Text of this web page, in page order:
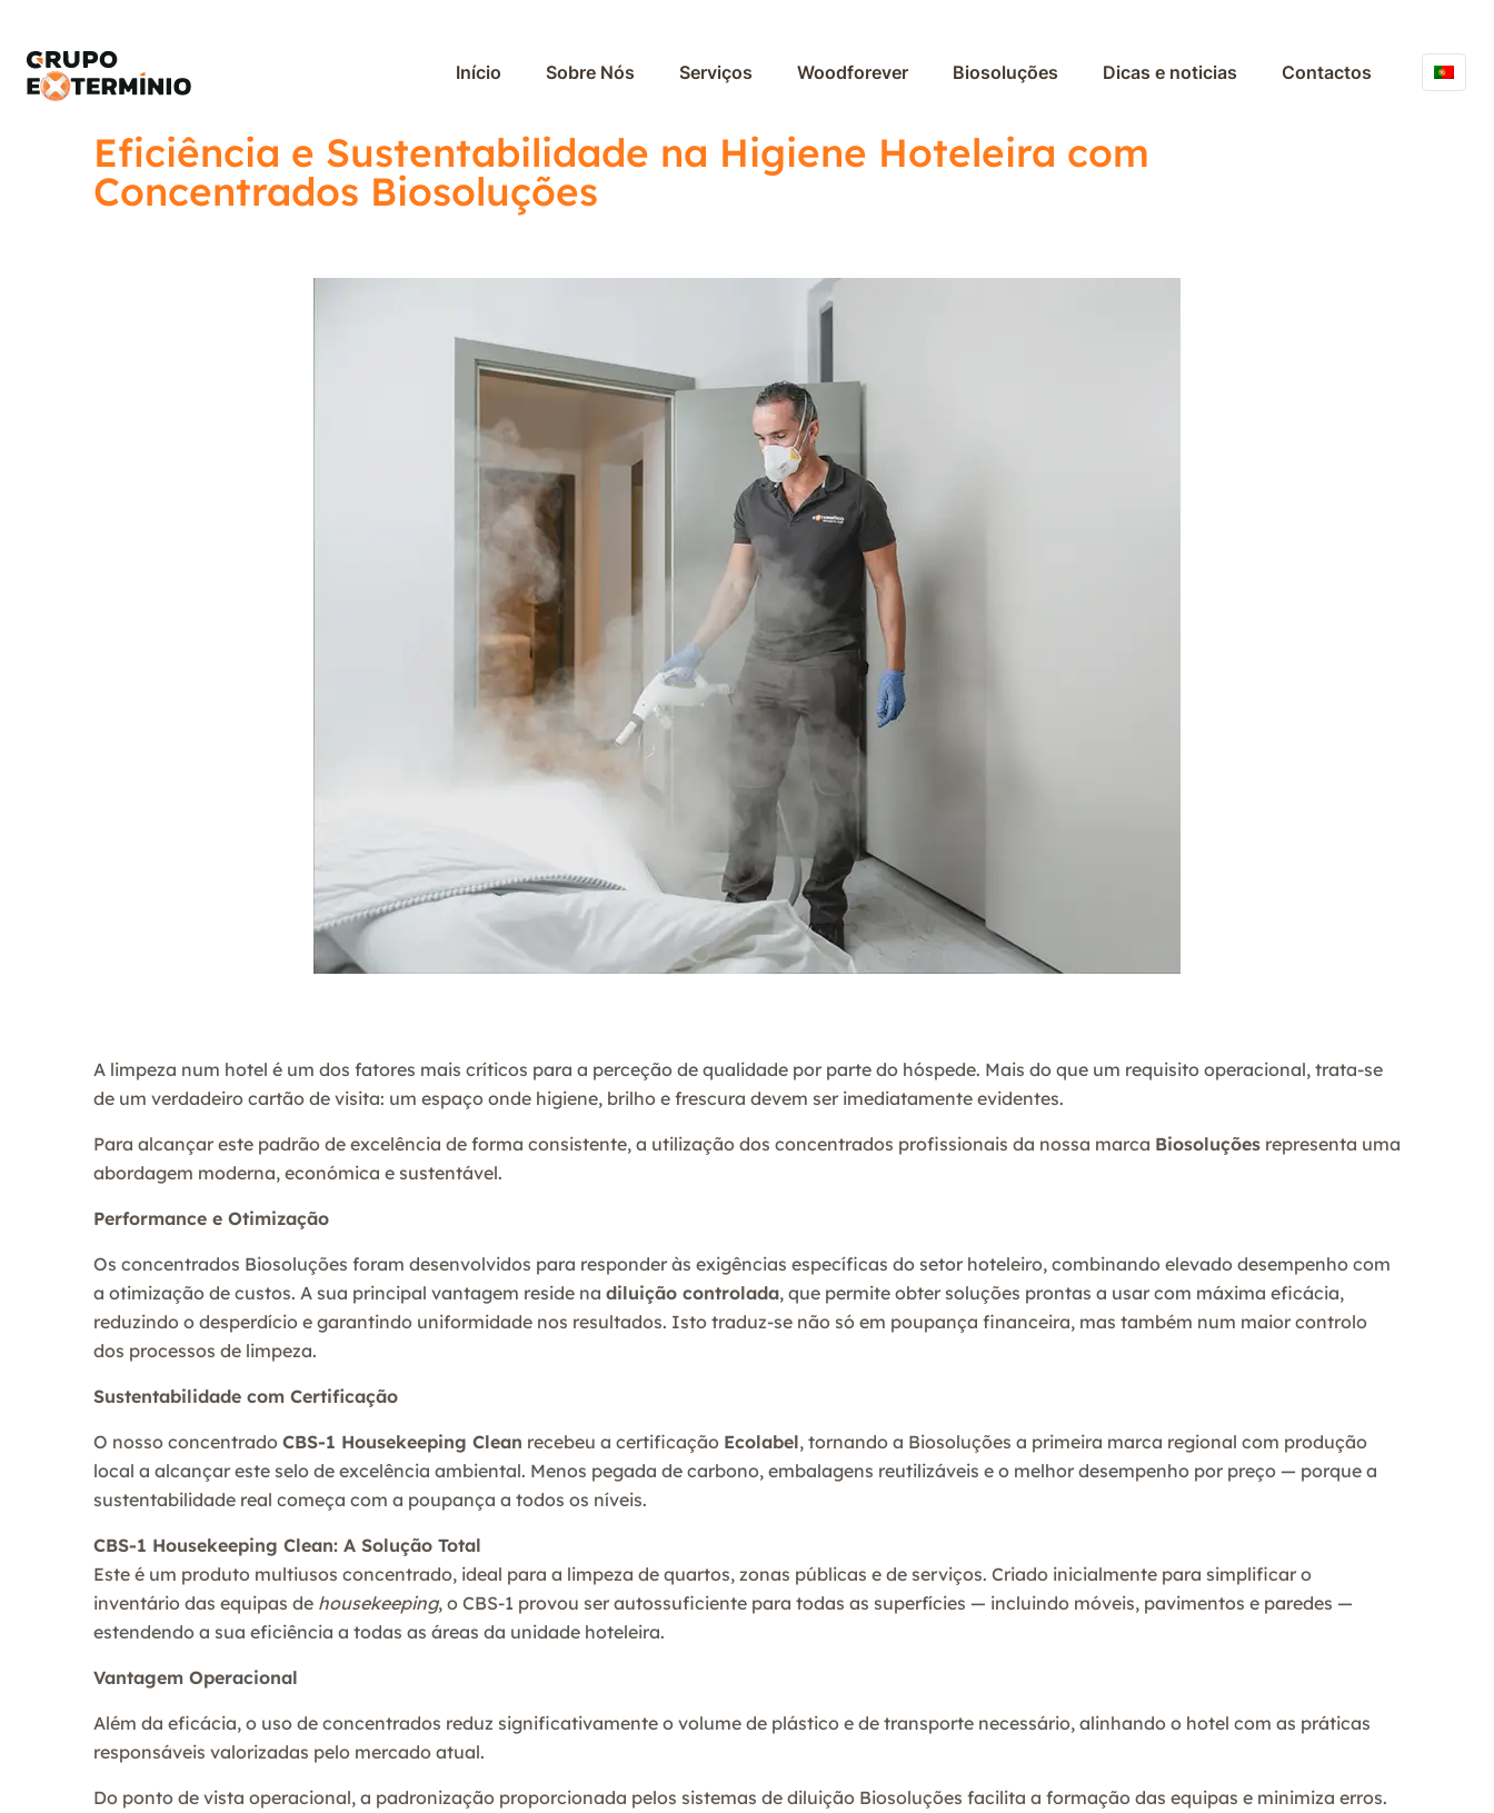
Início Sobre Nós Serviços Woodforever Biosoluções Dicas e noticias Contactos
Eficiência e Sustentabilidade na Higiene Hoteleira com
Concentrados Biosoluções
A limpeza num hotel é um dos fatores mais críticos para a perceção de qualidade por parte do hóspede. Mais do que um requisito operacional, trata-se
de um verdadeiro cartão de visita: um espaço onde higiene, brilho e frescura devem ser imediatamente evidentes.
Para alcançar este padrão de excelência de forma consistente, a utilização dos concentrados profissionais da nossa marca Biosoluções representa uma
abordagem moderna, económica e sustentável.
Performance e Otimização
Os concentrados Biosoluções foram desenvolvidos para responder às exigências específicas do setor hoteleiro, combinando elevado desempenho com
a otimização de custos. A sua principal vantagem reside na diluição controlada, que permite obter soluções prontas a usar com máxima eficácia,
reduzindo o desperdício e garantindo uniformidade nos resultados. Isto traduz-se não só em poupança financeira, mas também num maior controlo
dos processos de limpeza.
Sustentabilidade com Certificação
O nosso concentrado CBS-1 Housekeeping Clean recebeu a certificação Ecolabel, tornando a Biosoluções a primeira marca regional com produção
local a alcançar este selo de excelência ambiental. Menos pegada de carbono, embalagens reutilizáveis e o melhor desempenho por preço — porque a
sustentabilidade real começa com a poupança a todos os níveis.
CBS-1 Housekeeping Clean: A Solução Total
Este é um produto multiusos concentrado, ideal para a limpeza de quartos, zonas públicas e de serviços. Criado inicialmente para simplificar o
inventário das equipas de housekeeping, o CBS-1 provou ser autossuficiente para todas as superfícies — incluindo móveis, pavimentos e paredes —
estendendo a sua eficiência a todas as áreas da unidade hoteleira.
Vantagem Operacional
Além da eficácia, o uso de concentrados reduz significativamente o volume de plástico e de transporte necessário, alinhando o hotel com as práticas
responsáveis valorizadas pelo mercado atual.
Do ponto de vista operacional, a padronização proporcionada pelos sistemas de diluição Biosoluções facilita a formação das equipas e minimiza erros.